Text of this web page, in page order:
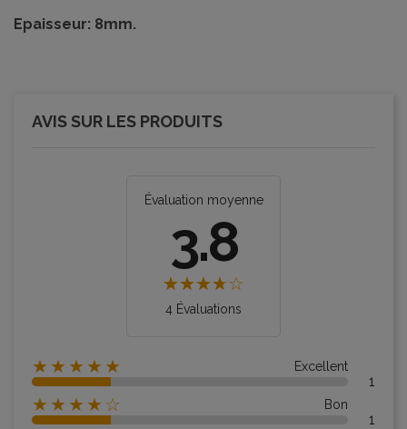
Epaisseur: 8mm.
AVIS SUR LES PRODUITS
Évaluation moyenne
3.8
4 Évaluations
★★★★★ Excellent
1
★★★★☆ Bon
1